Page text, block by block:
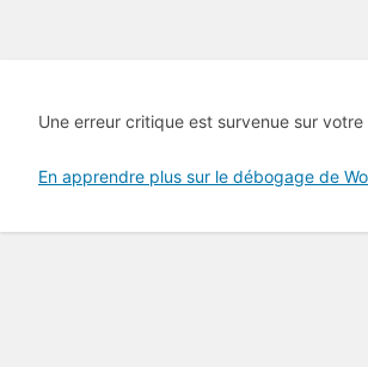
Une erreur critique est survenue sur votre
En apprendre plus sur le débogage de